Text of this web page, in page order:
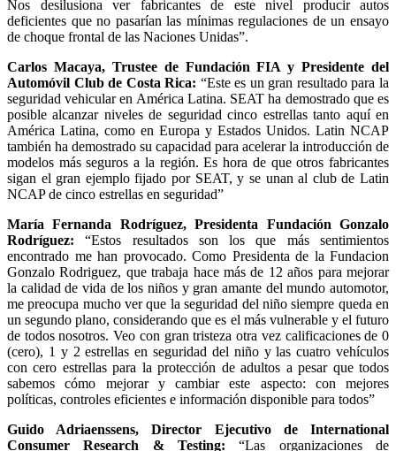
Nos desilusiona ver fabricantes de este nivel producir autos
deficientes que no pasarían las mínimas regulaciones de un ensayo
de choque frontal de las Naciones Unidas”.
Carlos Macaya, Trustee de Fundación FIA y Presidente del
Automóvil Club de Costa Rica: “Este es un gran resultado para la
seguridad vehicular en América Latina. SEAT ha demostrado que es
posible alcanzar niveles de seguridad cinco estrellas tanto aquí en
América Latina, como en Europa y Estados Unidos. Latin NCAP
también ha demostrado su capacidad para acelerar la introducción de
modelos más seguros a la región. Es hora de que otros fabricantes
sigan el gran ejemplo fijado por SEAT, y se unan al club de Latin
NCAP de cinco estrellas en seguridad”
María Fernanda Rodríguez, Presidenta Fundación Gonzalo
Rodríguez: “Estos resultados son los que más sentimientos
encontrado me han provocado. Como Presidenta de la Fundacion
Gonzalo Rodriguez, que trabaja hace más de 12 años para mejorar
la calidad de vida de los niños y gran amante del mundo automotor,
me preocupa mucho ver que la seguridad del niño siempre queda en
un segundo plano, considerando que es el más vulnerable y el futuro
de todos nosotros. Veo con gran tristeza otra vez calificaciones de 0
(cero), 1 y 2 estrellas en seguridad del niño y las cuatro vehículos
con cero estrellas para la protección de adultos a pesar que todos
sabemos cómo mejorar y cambiar este aspecto: con mejores
políticas, controles eficientes e información disponible para todos”
Guido Adriaenssens, Director Ejecutivo de International
Consumer Research & Testing: “Las organizaciones de